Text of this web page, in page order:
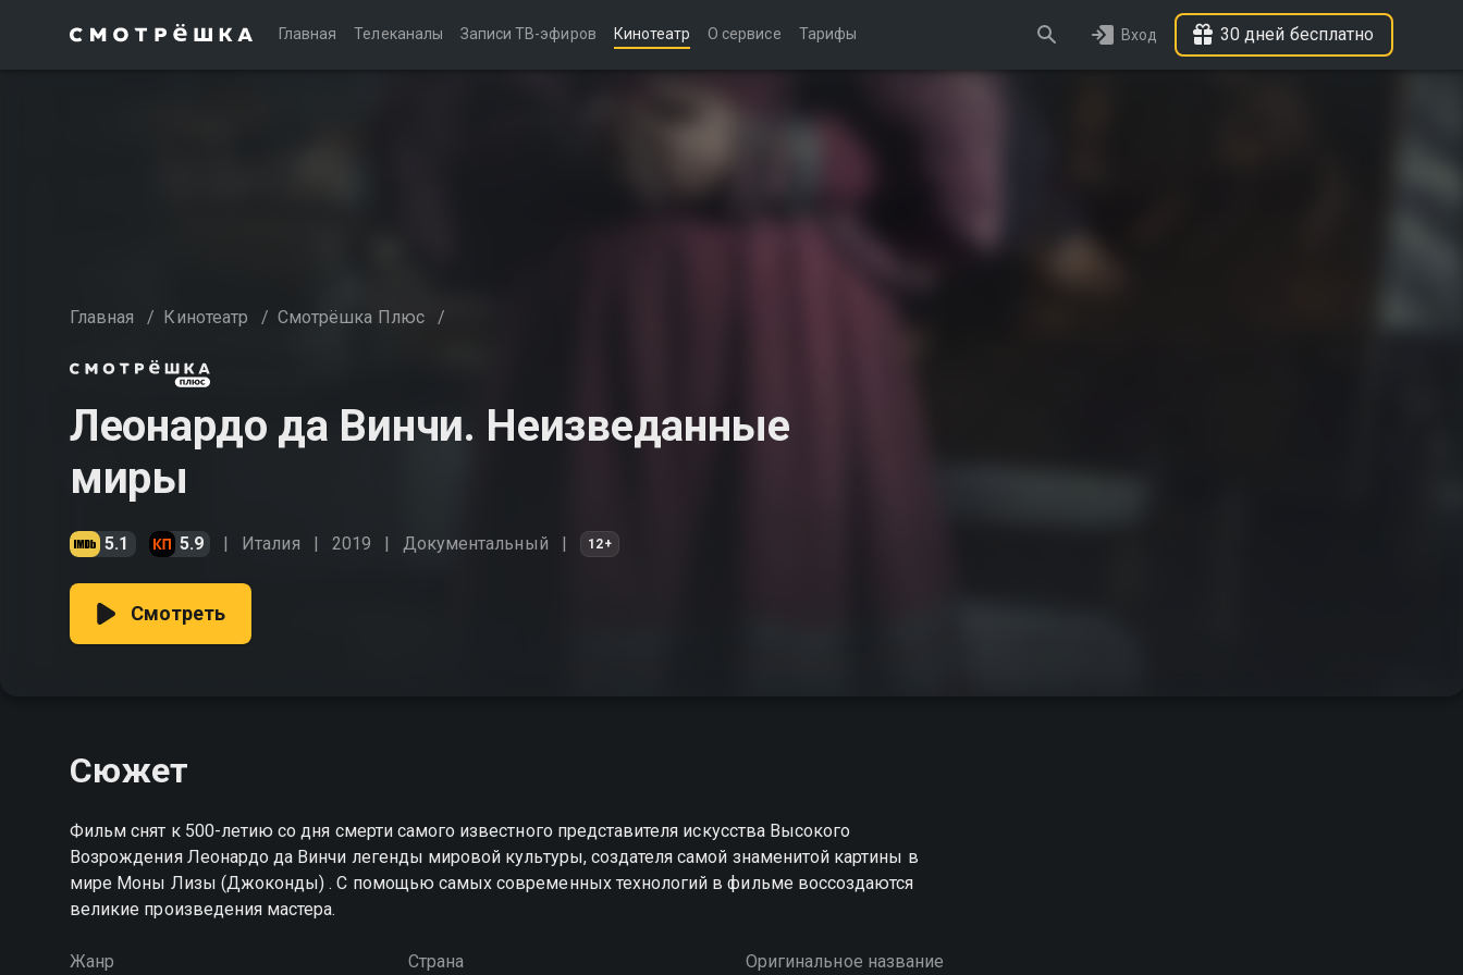
Главная Телеканалы Записи ТВ-эфиров Кинотеатр О сервисе Тарифы Вход 30 дней бесплатно
Главная / Кинотеатр / Смотрёшка Плюс /
Леонардо да Винчи. Неизведанные
миры
5.1 5.9 Италия 2019 Документальный 12+
Смотреть
Сюжет
Фильм снят к 500-летию со дня смерти самого известного представителя искусства Высокого
Возрождения Леонардо да Винчи легенды мировой культуры, создателя самой знаменитой картины в
мире Моны Лизы (Джоконды) . С помощью самых современных технологий в фильме воссоздаются
великие произведения мастера.
Жанр Страна Оригинальное название